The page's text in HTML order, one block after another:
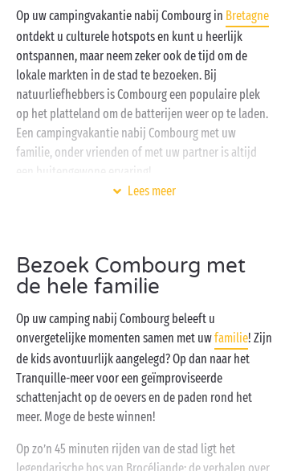
Op uw campingvakantie nabij Combourg in Bretagne
ontdekt u culturele hotspots en kunt u heerlijk
ontspannen, maar neem zeker ook de tijd om de
lokale markten in de stad te bezoeken. Bij
natuurliefhebbers is Combourg een populaire plek
op het platteland om de batterijen weer op te laden.
Een campingvakantie nabij Combourg met uw
familie, onder vrienden of met uw partner is altijd
een buitengewone ervaring!
kunt ook een wandeling rond het Tranquille-meer
plannen waar u geniet van de fauna en flora.
Op uw camping nabij Combourg kunt u voor een
ontspannende middag terecht in het aquaparkmet
verwarmd zwembad. En verblijft u in een
accommodatie op dezecamping in de Ille-et-Vilaine
dan moet u beslist ook de stranden van de Côte
d’Emeraude bezoeken!
Lees meer
Bezoek Combourg met
de hele familie
Op uw camping nabij Combourg beleeft u
onvergetelijke momenten samen met uwfamilie! Zijn
de kids avontuurlijk aangelegd? Op dan naar het
Tranquille-meer voor een geïmproviseerde
schattenjacht op de oevers en de paden rond het
meer. Moge de beste winnen!
Op zo’n 45 minuten rijden van de stad ligt het